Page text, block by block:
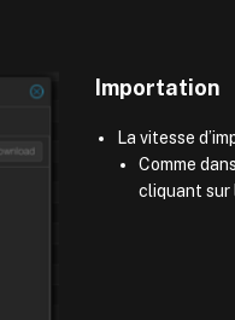
Importation
La vitesse
Comme
cliquant sur